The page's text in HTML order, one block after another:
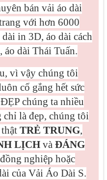
bán vải áo dài
với hơn 6000
in 3D, áo dài cách
áo dài Thái Tuấn.
vì vậy chúng tôi
cố gắng hết sức
chúng ta nhiều
chỉ là đẹp, chúng tôi
TRẺ TRUNG,
LỊCHvà ĐÁNG
nghiệp hoặc
của Vải Áo Dài S.